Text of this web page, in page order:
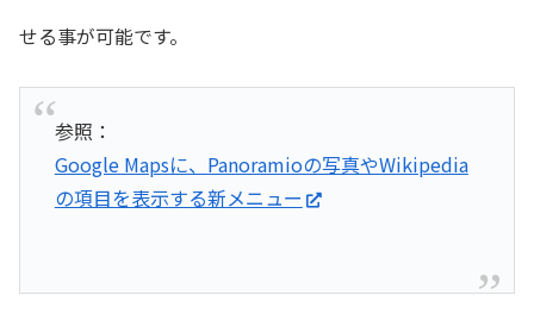
せる事が可能です。
参照：
Google Mapsに、Panoramioの写真やWikipedia
の項目を表示する新メニュー